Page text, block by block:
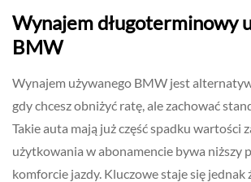
Wynajem długoterminowy
BMW
Wynajem używanego BMW jest
gdy chcesz obniżyć ratę, ale zachować
Takie auta mają już część spadku wartości
użytkowania w abonamencie bywa niższy
komforcie jazdy. Kluczowe staje się jednak